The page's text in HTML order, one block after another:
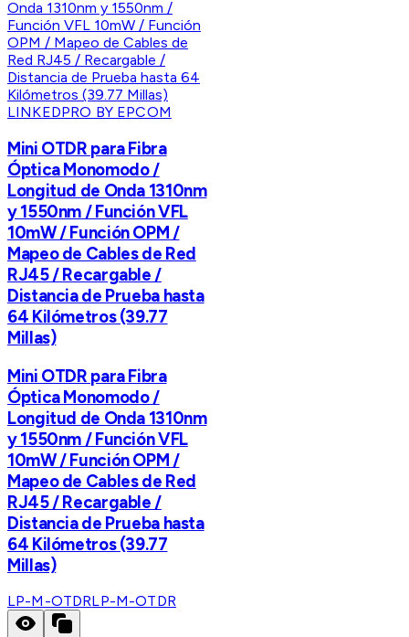
LINKEDPRO BY EPCOM
Mini OTDR para Fibra
Óptica Monomodo /
Longitud de Onda 1310nm
y 1550nm / Función VFL
10mW / Función OPM /
Mapeo de Cables de Red
RJ45 / Recargable /
Distancia de Prueba hasta
64 Kilómetros (39.77
Millas)
Mini OTDR para Fibra
Óptica Monomodo /
Longitud de Onda 1310nm
y 1550nm / Función VFL
10mW / Función OPM /
Mapeo de Cables de Red
RJ45 / Recargable /
Distancia de Prueba hasta
64 Kilómetros (39.77
Millas)
LP-M-OTDRLP-M-OTDR